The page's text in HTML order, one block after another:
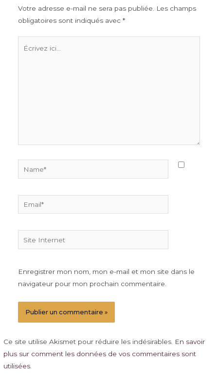
Votre adresse e-mail ne sera pas publiée.
Les champs
obligatoires sont indiqués avec *
Site
Internet
Enregistrer mon nom, mon e-mail et mon site dans le
navigateur pour mon prochain commentaire.
Ce site utilise Akismet pour réduire les indésirables. En savoir
plus sur comment les données de vos commentaires sont
utilisées